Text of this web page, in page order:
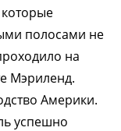
полосами не
на
Мэриленд.
Америки.
успешно